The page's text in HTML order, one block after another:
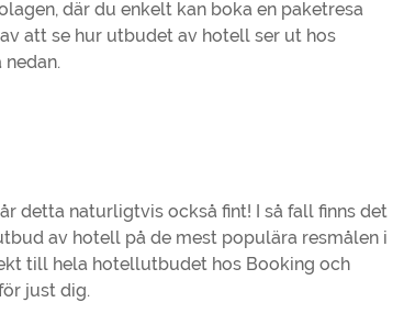
där du enkelt kan boka en paketresa
att se hur utbudet av hotell ser ut hos
detta naturligtvis också fint! I så fall finns det
av hotell på de mest populära resmålen i
till hela hotellutbudet hos Booking och
just dig.